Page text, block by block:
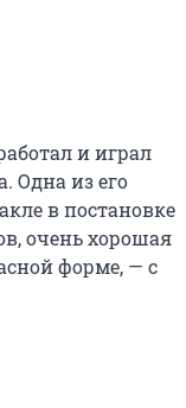
и играл
Одна из его
в постановке
очень хорошая
форме, — с